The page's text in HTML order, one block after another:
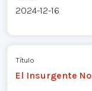
2024-12-16
Título
El Insurgente